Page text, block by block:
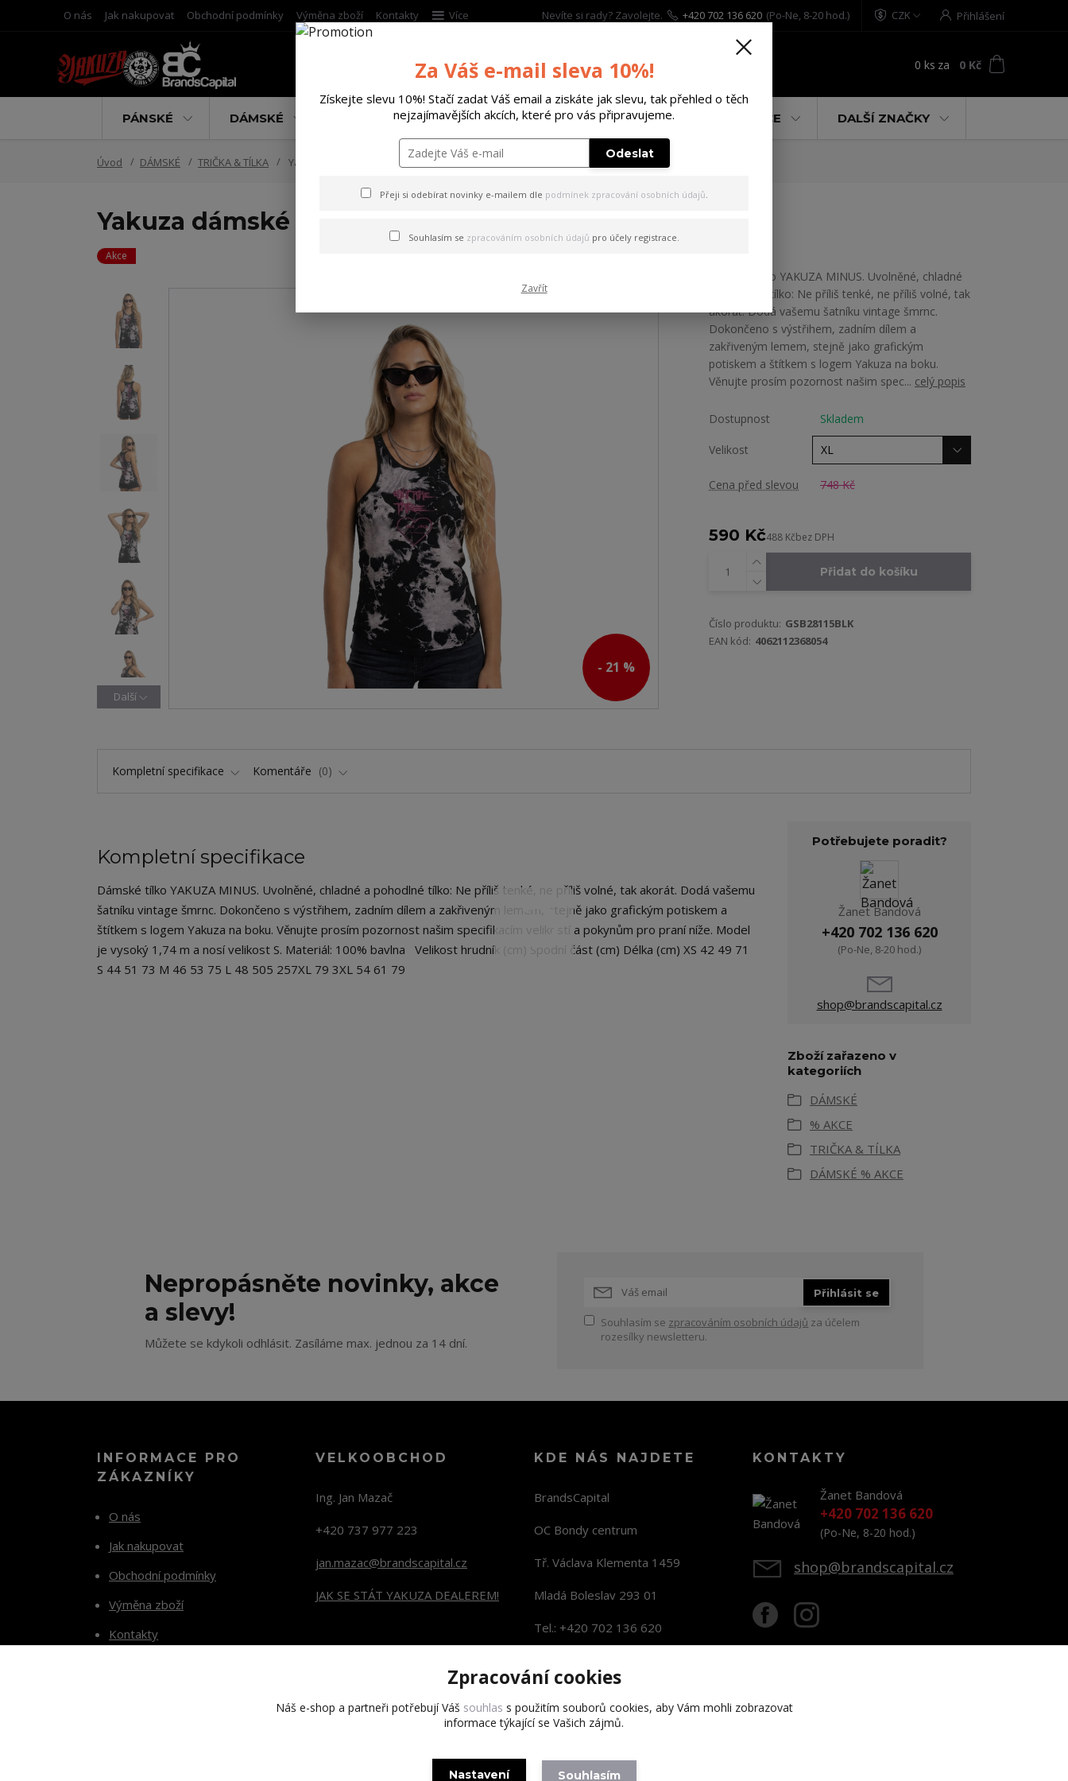
O nás Jak nakupovat Obchodní podmínky Výměna zboží Kontakty Více CZK Přihlášení
Nevíte si rady? Zavolejte. +420 702 136 620 (Po-Ne, 8-20 hod.)
0 ks za 0 Kč
PÁNSKÉ DÁMSKÉ DOPLŇKY DÁRKOVÉ POUKAZY % AKCE DALŠÍ ZNAČKY
Úvod DÁMSKÉ TRIČKA & TÍLKA Yakuza dámské tílko Minus Urban Tanktop black XL
Yakuza dámské tílko Minus Urban Tanktop black XL
Akce
- 21 %
Další
Dámské tílko YAKUZA MINUS. Uvolněné, chladné
a pohodlné tílko: Ne příliš tenké, ne příliš volné, tak
akorát. Dodá vašemu šatníku vintage šmrnc.
Dokončeno s výstřihem, zadním dílem a
zakřiveným lemem, stejně jako grafickým
potiskem a štítkem s logem Yakuza na boku.
Věnujte prosím pozornost našim spec... celý popis
Dostupnost Skladem
Velikost
Cena před slevou 748 Kč
590 Kč488 Kčbez DPH
Přidat do košíku
Číslo produktu: GSB28115BLK
EAN kód: 4062112368054
Kompletní specifikace Komentáře 0
Kompletní specifikace
Dámské tílko YAKUZA MINUS. Uvolněné, chladné a pohodlné tílko: Ne příliš tenké, ne příliš volné, tak akorát. Dodá vašemu
šatníku vintage šmrnc. Dokončeno s výstřihem, zadním dílem a zakřiveným lemem, stejně jako grafickým potiskem a
štítkem s logem Yakuza na boku. Věnujte prosím pozornost našim specifikacím velikostí a pokynům pro praní níže. Model
je vysoký 1,74 m a nosí velikost S. Materiál: 100% bavlna Velikost hrudník (cm) Spodní část (cm) Délka (cm) XS 42 49 71
S 44 51 73 M 46 53 75 L 48 505 257XL 79 3XL 54 61 79
Potřebujete poradit?
Žanet Bandová
+420 702 136 620
(Po-Ne, 8-20 hod.)
shop@brandscapital.cz
Zboží zařazeno v
kategoriích
DÁMSKÉ
% AKCE
TRIČKA & TÍLKA
DÁMSKÉ % AKCE
Nepropásněte novinky, akce
a slevy!
Můžete se kdykoli odhlásit. Zasíláme max. jednou za 14 dní.
Přihlásit se
Souhlasím se zpracováním osobních údajů za účelem
rozesílky newsletteru.
INFORMACE PRO
ZÁKAZNÍKY
O nás
Jak nakupovat
Obchodní podmínky
Výměna zboží
Kontakty
VELKOOBCHOD
Ing. Jan Mazač
+420 737 977 223
jan.mazac@brandscapital.cz
JAK SE STÁT YAKUZA DEALEREM!
KDE NÁS NAJDETE
BrandsCapital
OC Bondy centrum
Tř. Václava Klementa 1459
Mladá Boleslav 293 01
Tel.: +420 702 136 620
KONTAKTY
Žanet Bandová
+420 702 136 620
(Po-Ne, 8-20 hod.)
shop@brandscapital.cz
Copyright 2020 BrandsCapital s.r.o.
Za Váš e-mail sleva 10%!
Získejte slevu 10%! Stačí zadat Váš email a ziskáte jak slevu, tak přehled o těch
nejzajímavějších akcích, které pro vás připravujeme.
Odeslat
Přeji si odebírat novinky e-mailem dle podmínek zpracování osobních údajů.
Souhlasím se zpracováním osobních údajů pro účely registrace.
Zavřít
Zpracování cookies
Náš e-shop a partneři potřebují Váš souhlas s použitím souborů cookies, aby Vám mohli zobrazovat
informace týkající se Vašich zájmů.
Nastavení Souhlasím